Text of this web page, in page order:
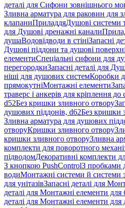
деталі для Сифони зовнішнього
Зливна арматура для раковин для
клапаниПриладдяДушові системи
для Душові дренажні канали
душаВодовідводи в стініЗапасні
Душові піддони та душові поверхні
елементиСпеціальні сифони для
перегородкиЗапасні деталі для
ніші для душових системКоробки
прямокутніМонтажні елементи
траверс і анкерів для кріплення до
d52Без кришки зливного отвору
душових піддонів, d62Без кришки
Зливна арматура для душових
отворуКришки зливного отвору
кришки зливного отворуЗливна
комплекти для поворотного
підводомДекоративні комплекти
З кнопкою PushControlЗ пробками
водиМонтажні системи й системи
для унітазівЗапасні деталі для
деталі для Монтажні елементи для
деталі для Монтажні елементи для